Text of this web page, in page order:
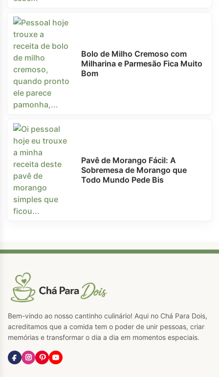
Bolo de Milho Cremoso com
Milharina e Parmesão Fica Muito
Bom
Pavê de Morango Fácil: A
Sobremesa de Morango que
Todo Mundo Pede Bis
Bem-vindo ao nosso cantinho culinário! Aqui no Chá Para Dois,
acreditamos que a comida tem o poder de unir pessoas, criar
memórias e transformar o dia a dia em momentos especiais.